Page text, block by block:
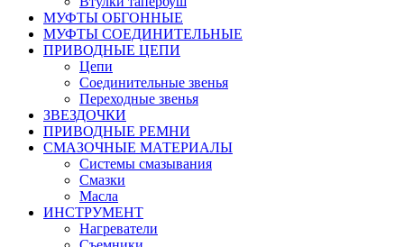
МУФТЫ ОБГОННЫЕ
МУФТЫ СОЕДИНИТЕЛЬНЫЕ
ПРИВОДНЫЕ ЦЕПИ
Цепи
Соединительные звенья
Переходные звенья
ЗВЕЗДОЧКИ
ПРИВОДНЫЕ РЕМНИ
СМАЗОЧНЫЕ МАТЕРИАЛЫ
Системы смазывания
Смазки
Масла
ИНСТРУМЕНТ
Нагреватели